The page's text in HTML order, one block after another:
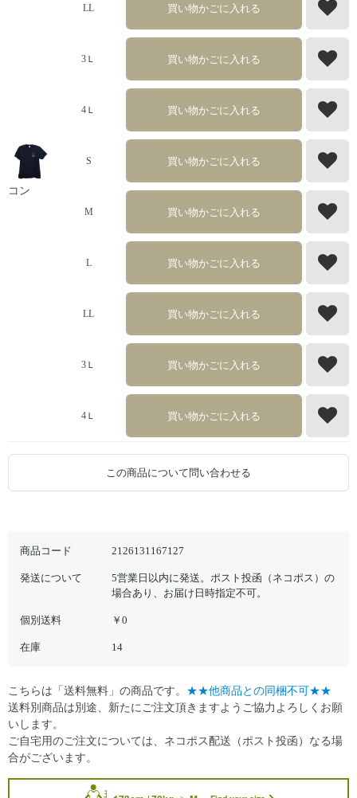
商品コード 2126131167127
発送について
5営業日以内に発送。ポスト投函（ネコポス）の
場合あり、お届け日時指定不可。
個別送料 ￥0
在庫 14
LL 買い物かごに入れる
3Ｌ 買い物かごに入れる
4Ｌ 買い物かごに入れる
コン
S 買い物かごに入れる
M 買い物かごに入れる
L 買い物かごに入れる
LL 買い物かごに入れる
3Ｌ 買い物かごに入れる
4Ｌ 買い物かごに入れる
この商品について問い合わせる
こちらは「送料無料」の商品です。 ★★他商品との同梱不可★★
送料別商品は別途、新たにご注文頂きますようご協力よろしくお願
いします。
ご自宅用のご注文については、ネコポス配送（ポスト投函）なる場
合がございます。